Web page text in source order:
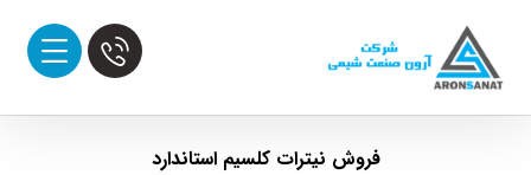
فروش نیترات کلسیم استاندارد